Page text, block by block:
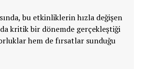
bu etkinliklerin hızla değişen
kritik bir dönemde gerçekleştiği
hem de fırsatlar sunduğu